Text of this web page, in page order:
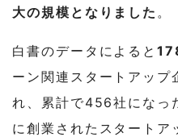
大の規模となりました 。
白書のデータによると
ーン関連スタートアップ
れ、累計で456社になっ
に創業されたスタート